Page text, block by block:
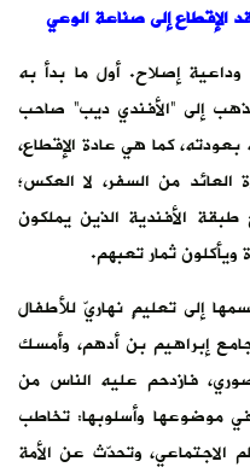
الإقطاع إلى صناعة الوعي
إصلاح. أول ما بدأ به
إلى “الأفندي ديب” صاحب
كما هي عادة الإقطاع،
العائد من السفر، لا العكس؛
الأفندية الذين يملكون
ويأكلون ثمار تعبهم.
في قريته سنة 1913، قسمها إلى تعليمٍ نهاريّ للأطفال
إبراهيم بن أدهم، وأمسك
فازدحم عليه الناس من
موضوعها وأسلوبها: تخاطب
الاجتماعي، وتحدّث عن الأمة